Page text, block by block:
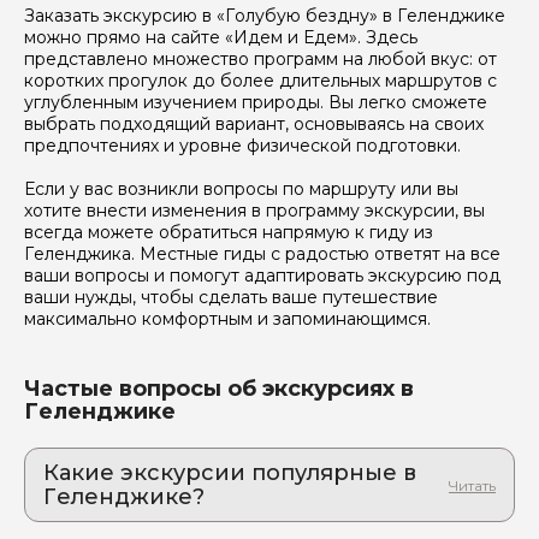
Заказать экскурсию в «Голубую бездну» в Геленджике
можно прямо на сайте «Идем и Едем». Здесь
представлено множество программ на любой вкус: от
коротких прогулок до более длительных маршрутов с
углубленным изучением природы. Вы легко сможете
выбрать подходящий вариант, основываясь на своих
предпочтениях и уровне физической подготовки.
Если у вас возникли вопросы по маршруту или вы
хотите внести изменения в программу экскурсии, вы
всегда можете обратиться напрямую к гиду из
Геленджика. Местные гиды с радостью ответят на все
ваши вопросы и помогут адаптировать экскурсию под
ваши нужды, чтобы сделать ваше путешествие
максимально комфортным и запоминающимся.
Частые вопросы об экскурсиях в
Геленджике
Какие экскурсии популярные в
Геленджике?